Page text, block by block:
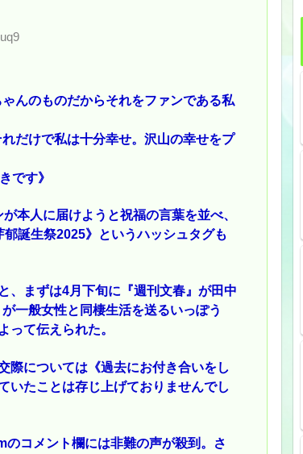
んのものだからそれをファンである私
だけで私は十分幸せ。沢山の幸せをプ
です》
本人に届けようと祝福の言葉を並べ、
誕生祭2025》というハッシュタグも
、まずは4月下旬に『週刊文春』が田中
一般女性と同棲生活を送るいっぽう
って伝えられた。
際については《過去にお付き合いをし
いたことは存じ上げておりませんでし
コメント欄には非難の声が殺到。さ